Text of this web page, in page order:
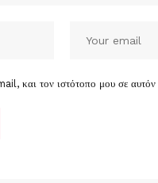
και τον ιστότοπο μου σε